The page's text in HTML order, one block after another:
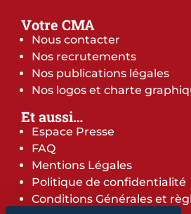
Votre CMA
Nous contacter
Nos recrutements
Nos publications légales
Nos logos et charte
Et aussi…
Espace Presse
FAQ
Mentions Légales
Politique de confidentialité
Conditions Générales et